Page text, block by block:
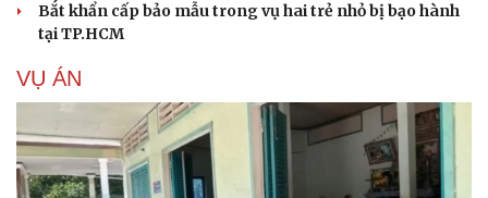
Bắt khẩn cấp bảo mẫu trong vụ hai trẻ nhỏ bị bạo hành
tại TP.HCM
VỤ ÁN